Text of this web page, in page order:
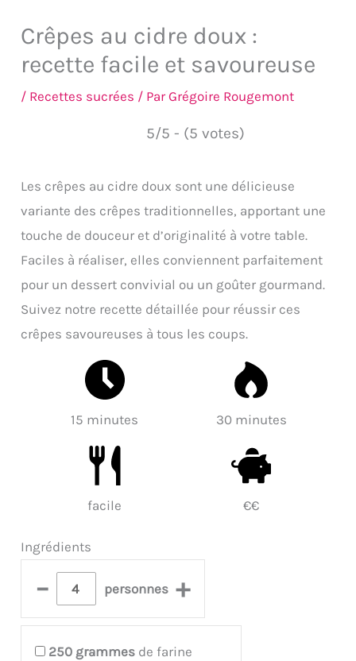
Crêpes au cidre doux :
recette facile et savoureuse
/ Recettes sucrées / ParGrégoire Rougemont
5/5 - (5 votes)
Les crêpes au cidre doux sont une délicieuse
variante des crêpes traditionnelles, apportant une
touche de douceur et d’originalité à votre table.
Faciles à réaliser, elles conviennent parfaitement
pour un dessert convivial ou un goûter gourmand.
Suivez notre recette détaillée pour réussir ces
crêpes savoureuses à tous les coups.
15 minutes 30 minutes
facile €€
Ingrédients
– personnes +
250 grammes de farine